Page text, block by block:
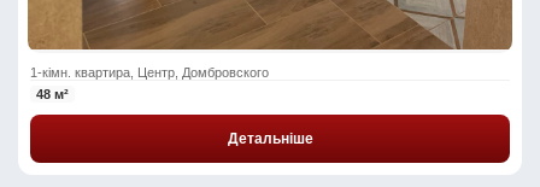
1-кімн. квартира, Центр, Домбровского
48 м²
Детальніше